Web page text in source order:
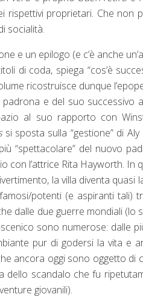
rispettivi proprietari. Che
socialità.
e un epilogo (e c’è anche
di coda, spiega “cos’è
ricostruisce dunque
e del suo successivo
al suo rapporto con
si sposta sulla “gestione” di
“spettacolare” del nuovo
l’attrice Rita Hayworth. In
la villa diventa
potenti (e aspiranti tali)
dalle due guerre mondiali
sono numerose: dalle
pur di godersi la vita e
ancora oggi sono oggetto di
dello scandalo che fu
giovanili).